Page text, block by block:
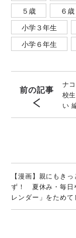
５歳
６歳
小学３年生
小学６年生
前の記事
ナ
校
い
【漫画】親にもき
ず！ 夏休み・毎日
レンダー」をため